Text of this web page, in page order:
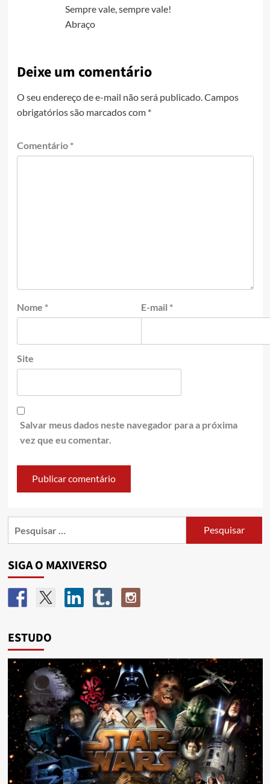
Sempre vale, sempre vale!
Abraço
Deixe um comentário
O seu endereço de e-mail não será publicado. Campos
obrigatórios são marcados com *
Comentário *
Nome * E-mail *
Site
Salvar meus dados neste navegador para a próxima
vez que eu comentar.
SIGA O MAXIVERSO
ESTUDO